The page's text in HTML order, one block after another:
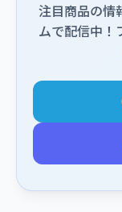
注目商品の情
ムで配信中！